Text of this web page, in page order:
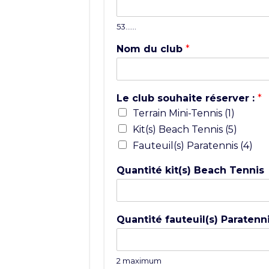
53……
Nom du club *
Le club souhaite réserver : *
Terrain Mini-Tennis (1)
Kit(s) Beach Tennis (5)
Fauteuil(s) Paratennis (4)
Quantité kit(s) Beach Tennis
Quantité fauteuil(s)
2 maximum